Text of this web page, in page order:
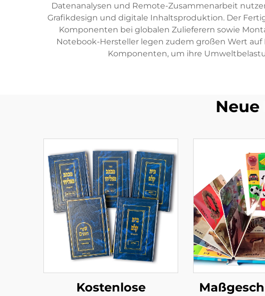
Datenanalysen und Remote-Zusammenarbeit
Grafikdesign und digitale Inhaltsproduktion. Der
Komponenten bei globalen Zulieferern sowie
Notebook-Hersteller legen zudem großen Wert
Komponenten, um ihre
Kostenlose